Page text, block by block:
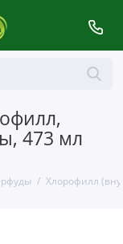
473 мл
Хлорофилл